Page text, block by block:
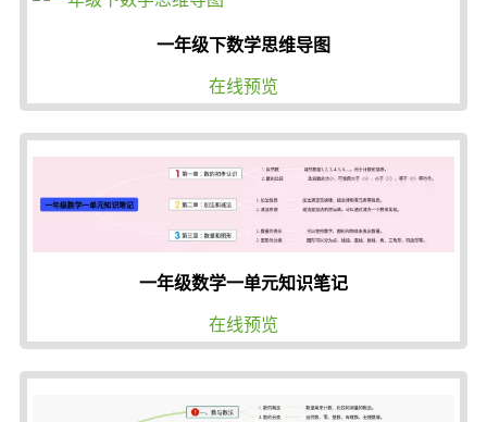
一年级下数学思维导图
在线预览
一年级数学一单元知识笔记
在线预览